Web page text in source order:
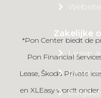
Zakelijke
Lease
*Pon Center biedt de
Pon Financial
Lease, Škoda Private
en XLEasy wordt